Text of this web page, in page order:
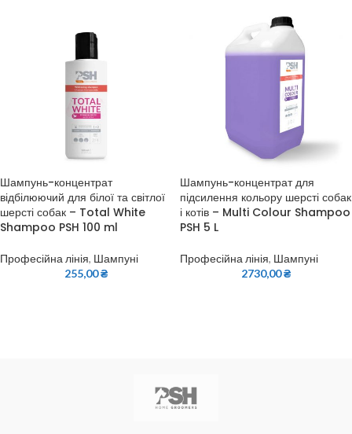
Шампунь-концентрат
відбілюючий для білої та світлої
шерсті собак – Total White
Shampoo PSH 100 ml
Професійна лінія, Шампуні
255,00₴
Шампунь-концентрат для
підсилення кольору шерсті собак
і котів – Multi Colour Shampoo
PSH 5 L
Професійна лінія, Шампуні
2730,00₴